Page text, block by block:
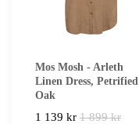
Mos Mosh - Arleth
Linen Dress, Petrified
Oak
1 139 kr 1 899 kr